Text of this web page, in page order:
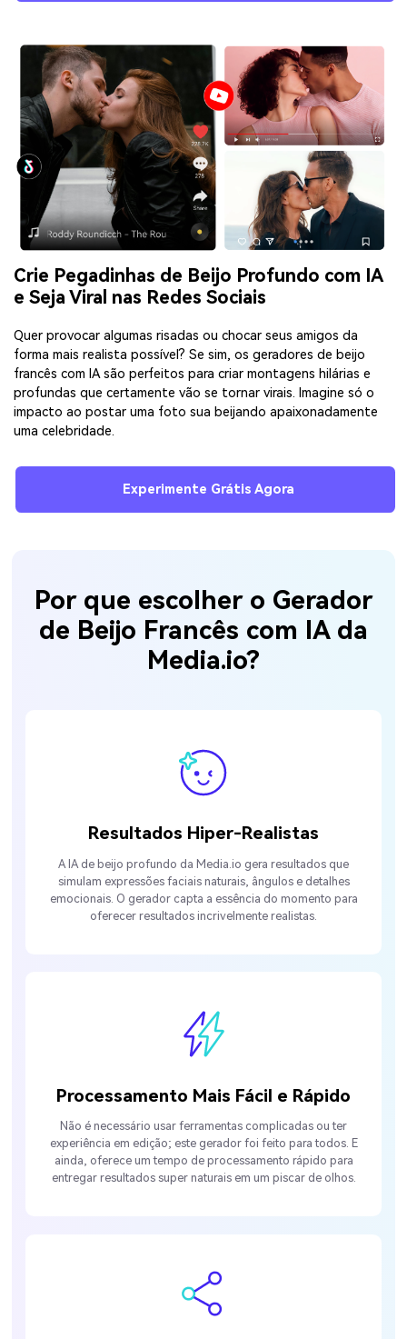
Crie Pegadinhas de Beijo Profundo com IA
e Seja Viral nas Redes Sociais
Quer provocar algumas risadas ou chocar seus amigos da
forma mais realista possível? Se sim, os geradores de beijo
francês com IA são perfeitos para criar montagens hilárias e
profundas que certamente vão se tornar virais. Imagine só o
impacto ao postar uma foto sua beijando apaixonadamente
uma celebridade.
Experimente Grátis Agora
Por que escolher o Gerador
de Beijo Francês com IA da
Media.io?
Resultados Hiper-Realistas
A IA de beijo profundo da Media.io gera resultados que
simulam expressões faciais naturais, ângulos e detalhes
emocionais. O gerador capta a essência do momento para
oferecer resultados incrivelmente realistas.
Processamento Mais Fácil e Rápido
Não é necessário usar ferramentas complicadas ou ter
experiência em edição; este gerador foi feito para todos. E
ainda, oferece um tempo de processamento rápido para
entregar resultados super naturais em um piscar de olhos.